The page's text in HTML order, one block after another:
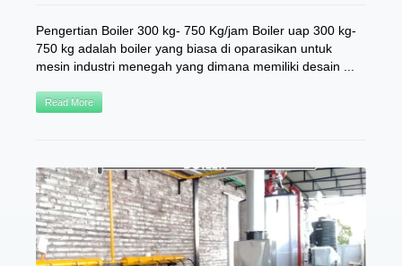
Pengertian Boiler 300 kg- 750 Kg/jam Boiler uap 300 kg-
750 kg adalah boiler yang biasa di oparasikan untuk
mesin industri menegah yang dimana memiliki desain ...
Read More